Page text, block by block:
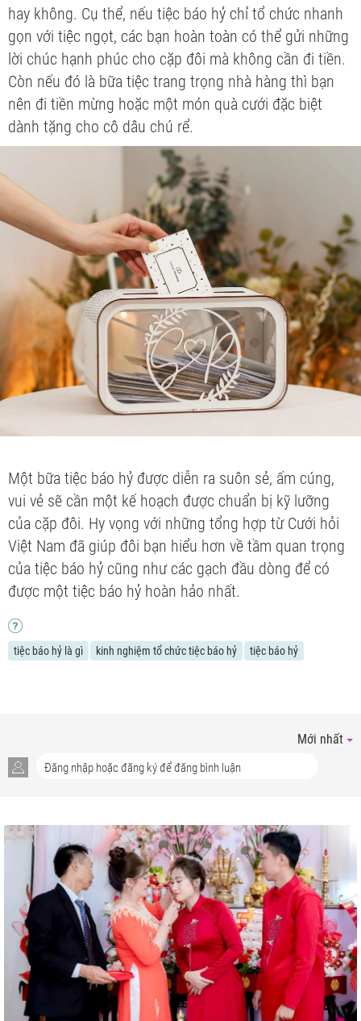
hay không. Cụ thể, nếu tiệc báo hỷ chỉ tổ chức nhanh
gọn với tiệc ngọt, các bạn hoàn toàn có thể gửi những
lời chúc hạnh phúc cho cặp đôi mà không cần đi tiền.
Còn nếu đó là bữa tiệc trang trọng nhà hàng thì bạn
nên đi tiền mừng hoặc một món quà cưới đặc biệt
dành tặng cho cô dâu chú rể.
Một bữa tiệc báo hỷ được diễn ra suôn sẻ, ấm cúng,
vui vẻ sẽ cần một kế hoạch được chuẩn bị kỹ lưỡng
của cặp đôi. Hy vọng với những tổng hợp từ Cưới hỏi
Việt Nam đã giúp đôi bạn hiểu hơn về tầm quan trọng
của tiệc báo hỷ cũng như các gạch đầu dòng để có
được một tiệc báo hỷ hoàn hảo nhất.
tiệc báo hỷ là gì kinh nghiệm tổ chức tiệc báo hỷ tiệc báo hỷ
Mới nhất